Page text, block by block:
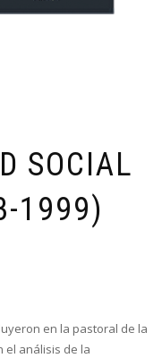
SOCIAL
1999)
en la pastoral de la
el análisis de la